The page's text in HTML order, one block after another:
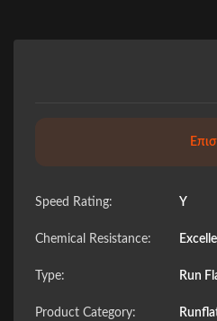
Speed Rating: Y
Chemical Resistance:
Type: Run
Product Category: